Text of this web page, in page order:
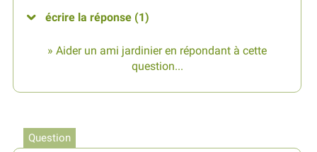
écrire la réponse (1)
» Aider un ami jardinier en répondant à cette
question...
Question